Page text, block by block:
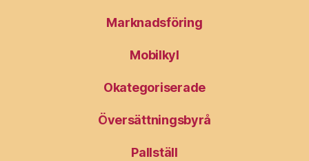
Marknadsföring
Mobilkyl
Okategoriserade
Översättningsbyrå
Pallställ